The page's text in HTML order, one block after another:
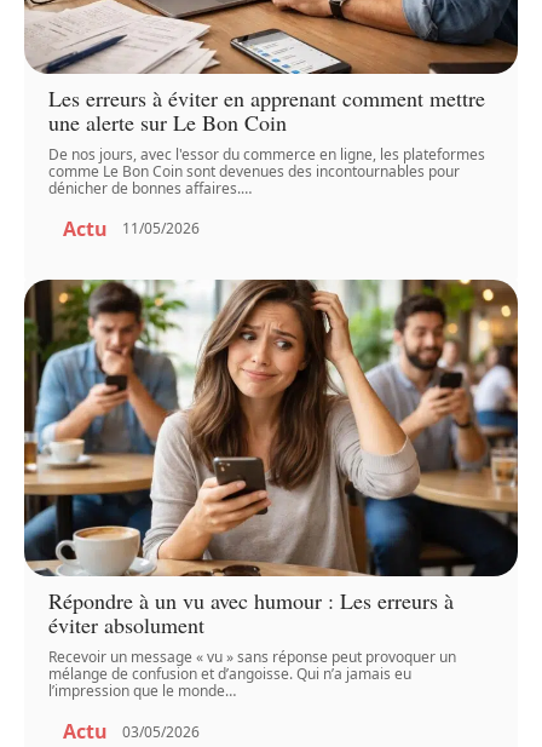
Les erreurs à éviter en apprenant comment mettre
une alerte sur Le Bon Coin
De nos jours, avec l'essor du commerce en ligne, les plateformes
comme Le Bon Coin sont devenues des incontournables pour
dénicher de bonnes affaires.…
Actu 11/05/2026
Répondre à un vu avec humour : Les erreurs à
éviter absolument
Recevoir un message « vu » sans réponse peut provoquer un
mélange de confusion et d’angoisse. Qui n’a jamais eu
l’impression que le monde…
Actu 03/05/2026